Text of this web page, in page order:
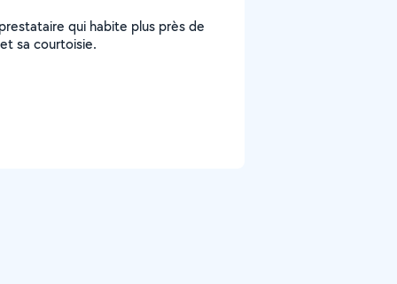
qui habite plus près de
sa courtoisie.